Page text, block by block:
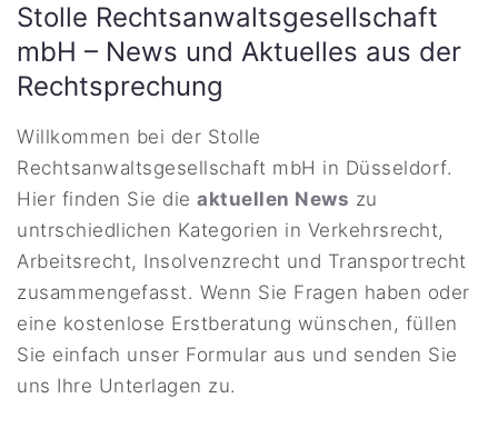
Stolle Rechtsanwaltsgesellschaft
mbH – News und Aktuelles aus der
Rechtsprechung
Willkommen bei der Stolle
Rechtsanwaltsgesellschaft mbH in Düsseldorf.
Hier finden Sie dieaktuellen News zu
untrschiedlichen Kategorien in Verkehrsrecht,
Arbeitsrecht, Insolvenzrecht und Transportrecht
zusammengefasst. Wenn Sie Fragen haben oder
eine kostenlose Erstberatung wünschen, füllen
Sie einfach unser Formular aus und senden Sie
uns Ihre Unterlagen zu.